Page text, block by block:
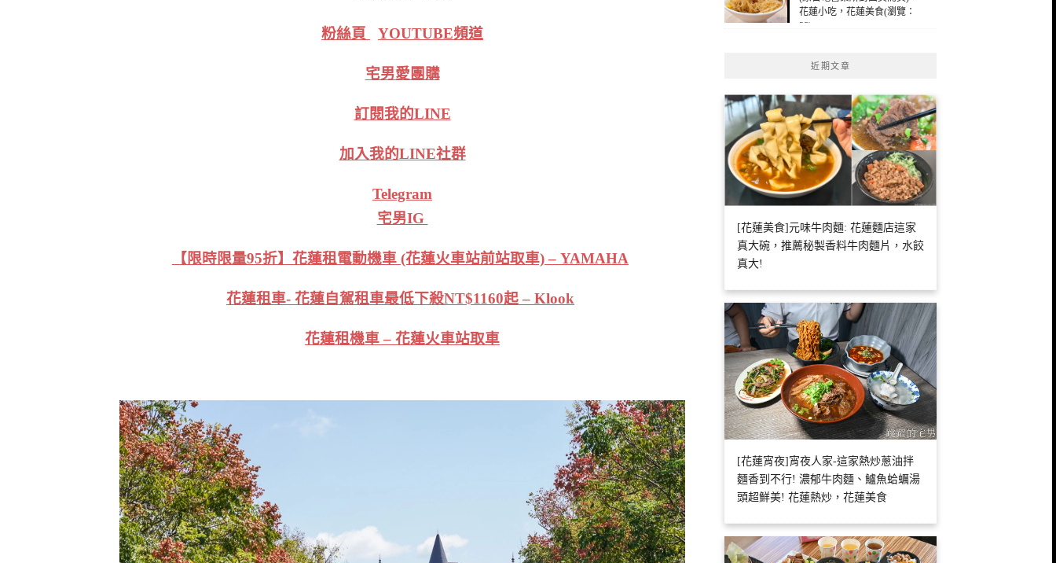
粉絲頁 YOUTUBE頻道
宅男愛團購
訂閱我的LINE
加入我的LINE社群
Telegram
宅男IG
【限時限量95折】花蓮租電動機車 (花蓮火車站前站取車) – YAMAHA
花蓮租車- 花蓮自駕租車最低下殺NT$1160起 – Klook
花蓮租機車 – 花蓮火車站取車
花蓮小吃，花蓮美食(瀏覽：
38)
近期文章
[花蓮美食]元味牛肉麵: 花蓮麵店這家
真大碗，推薦秘製香料牛肉麵片，水餃
真大!
[花蓮宵夜]宵夜人家-這家熱炒蔥油拌
麵香到不行! 濃郁牛肉麵、鱸魚蛤蠣湯
頭超鮮美! 花蓮熱炒，花蓮美食